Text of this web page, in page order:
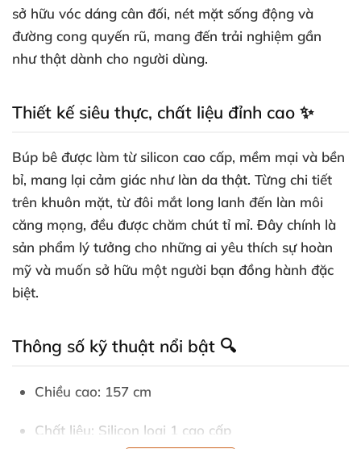
sở hữu vóc dáng cân đối, nét mặt sống động và
đường cong quyến rũ, mang đến trải nghiệm gần
như thật dành cho người dùng.
Thiết kế siêu thực, chất liệu đỉnh cao ✨
Búp bê được làm từ silicon cao cấp, mềm mại và bền
bỉ, mang lại cảm giác như làn da thật. Từng chi tiết
trên khuôn mặt, từ đôi mắt long lanh đến làn môi
căng mọng, đều được chăm chút tỉ mỉ. Đây chính là
sản phẩm lý tưởng cho những ai yêu thích sự hoàn
mỹ và muốn sở hữu một người bạn đồng hành đặc
biệt.
Thông số kỹ thuật nổi bật 🔍
Chiều cao: 157 cm
Chất liệu: Silicon loại 1 cao cấp